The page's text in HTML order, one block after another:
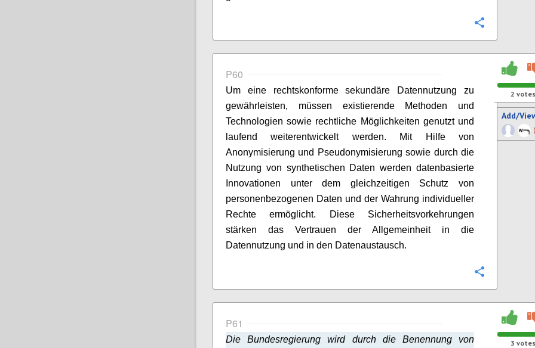
P60
Um eine rechtskonforme sekundäre Datennutzung zu
gewährleisten, müssen existierende Methoden und
Technologien sowie rechtliche Möglichkeiten genutzt und
laufend weiterentwickelt werden. Mit Hilfe von
Anonymisierung und Pseudonymisierung sowie durch die
Nutzung von synthetischen Daten werden datenbasierte
Innovationen unter dem gleichzeitigen Schutz von
personenbezogenen Daten und der Wahrung individueller
Rechte ermöglicht. Diese Sicherheitsvorkehrungen
stärken das Vertrauen der Allgemeinheit in die
Datennutzung und in den Datenaustausch.
2 votes
Add/
P61
Die Bundesregierung wird durch die Benennung von
3 votes